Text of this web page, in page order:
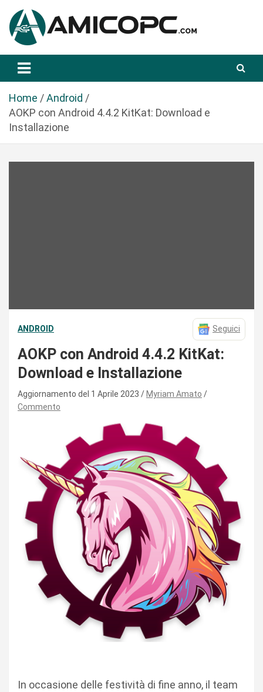
a
Amicopc.com
Home
Android
AOKP con Android 4.4.2 KitKat: Download e
Installazione
ANDROID Seguici
AOKP con Android 4.4.2 KitKat:
Download e Installazione
Aggiornamento del 1 Aprile 2023
Myriam Amato
Commento
In occasione delle festività di fine anno, il team